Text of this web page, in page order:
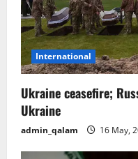
International
Ukraine ceasefire;
Ukraine
admin_qalam 16 May,